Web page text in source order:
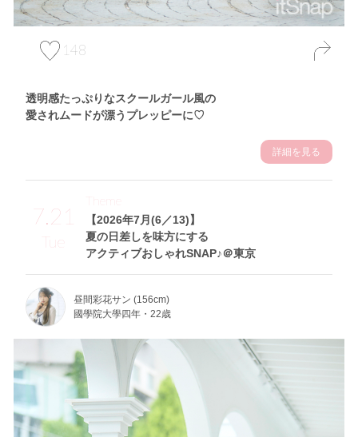
148
透明感たっぷりなスクールガール風の
愛されムードが漂うプレッピーに♡
詳細を見る
7.21
Tue
【2026年7月(6／13)】
夏の日差しを味方にする
アクティブおしゃれSNAP♪＠東京
Theme
昼間彩花サン (156cm)
國學院大學四年・22歳